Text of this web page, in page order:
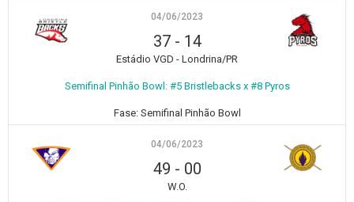
04/06/2023
37- 14
Estádio VGD - Londrina/PR
Semifinal Pinhão Bowl: #5 Bristlebacks x #8 Pyros
Fase:Semifinal Pinhão Bowl
04/06/2023
49 - 00
W.O.